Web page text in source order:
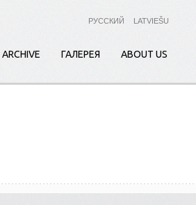
ARCHIVE ГАЛЕРЕЯ ABOUT US
РУССКИЙ LATVIEŠU